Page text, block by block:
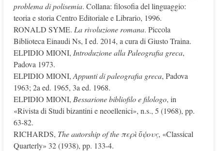
problema di polisemia. Collana: filosofia del linguaggio:
teoria e storia Centro Editoriale e Librario, 1996.
RONALD SYME. La rivoluzione romana. Piccola
Biblioteca Einaudi Ns, I ed. 2014, a cura di Giusto Traina.
ELPIDIO MIONI, Introduzione alla Paleografia greca,
Padova 1973.
ELPIDIO MIONI,Appunti di paleografia greca, Padova
1963; 2a ed. 1965, 3a ed. 1968.
ELPIDIO MIONI, Bessarione bibliofilo e filologo, in
«Rivista di Studi bizantini e neoellenici», n.s., 5 (1968), pp.
63-82.
RICHARDS, The autorship of the περὶ ὕψους, «Classical
Quarterly» 32 (1938), pp. 133-4.